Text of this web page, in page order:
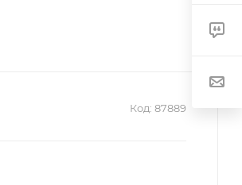
Код: 87889